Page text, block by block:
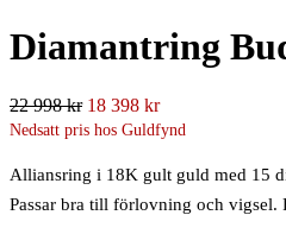
Diamantring
22 998 kr 18 398 kr
Nedsatt pris hos Guldfynd
Alliansring i 18K gult guld med 15
Passar bra till förlovning och vigsel.